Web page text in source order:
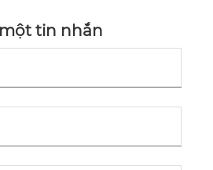
trị thương hiệu
tin nhắn